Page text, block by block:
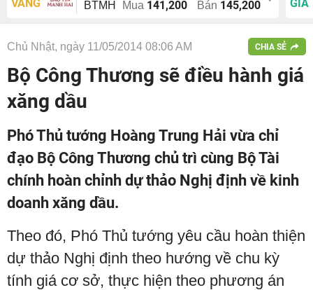
VÀNG
BTMH Mua 141,200 Bán 145,200
GIÁ
Chủ Nhật, ngày 11/05/2014 08:06 AM CHIA SẺ
Bộ Công Thương sẽ điều hành giá
xăng dầu
Phó Thủ tướng Hoàng Trung Hải vừa chỉ
đạo Bộ Công Thương chủ trì cùng Bộ Tài
chính hoàn chỉnh dự thảo Nghị định về kinh
doanh xăng dầu.
Theo đó, Phó Thủ tướng yêu cầu hoàn thiện
dự thảo Nghị định theo hướng về chu kỳ
tính giá cơ sở, thực hiện theo phương án